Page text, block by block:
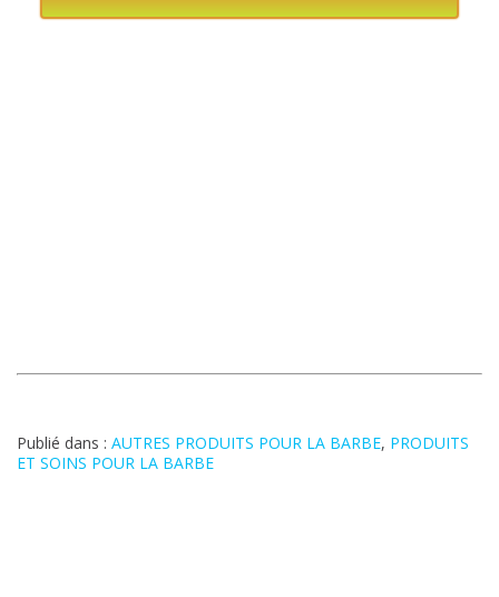
Publié dans : AUTRES PRODUITS POUR LA BARBE, PRODUITS
ET SOINS POUR LA BARBE